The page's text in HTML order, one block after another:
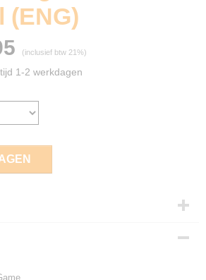
(ENG)
(inclusief btw 21%)
1-2 werkdagen